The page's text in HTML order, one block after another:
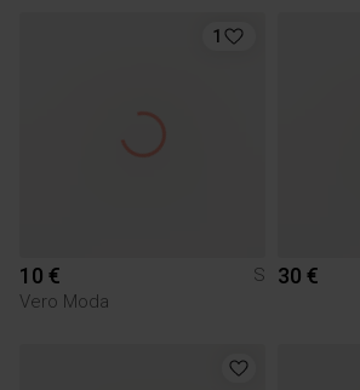
1
10 €
S
Vero Moda
30 €